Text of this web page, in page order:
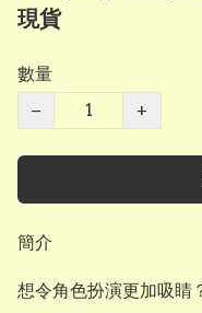
現貨
數量
−
+
簡介
想令角色扮演更加吸